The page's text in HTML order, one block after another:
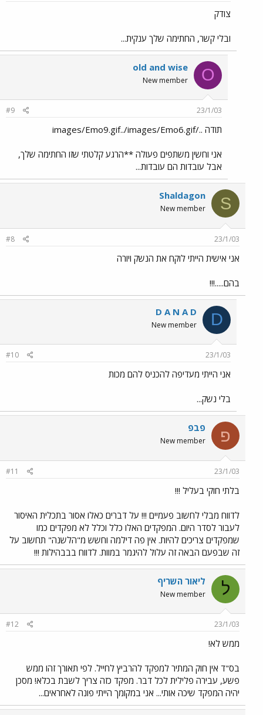
צודק
ובלי קשר, החתימה שלך ענקית...
O
old and wise
New member
23/1/03
#9
תודה ../images/Emo9.gif../images/Emo6.gif
אני וחשין משתפים פעולה **הרגע קלטתי שזו החתימה שלך,
אבל עובדות הם עובדות...
S
Shaldagon
New member
23/1/03
#8
אני אישית הייתי לוקח את הנשק ויורה
בהם.....!!!
D
D A N A D
New member
23/1/03
#10
אני הייתי מעדיפה להכניס להם מכות
בלי נשק...
פ פבפ
New member
23/1/03
#11
בלתי חוקי בעליל !!!
לדווח מבלי לחשוב פעמיים !!! על דברים כאלו אסור בתכלית האיסור
לעבור לסדר היום. המפקדים האלו כלל וכלל לא מפקדים כמו
שמפקדים צריכים להיות. אין פה דילמה וחשש מ"הלשנה" תחשוב על
זה שבפעם הבאה זה עלול להיגמר במוות. לדווח בבבהילות !!!
ל ליאור השריף
New member
23/1/03
#12
ממש לא!
בס"ד אין חוק המתיר למפקד להרביץ לחייל. לפי תאורך זהו ממש
פשע, עבירה פלילית לכל דבר. מפקד כזה צריך לשבת בכלא! מסכן
יהיה המפקד שיכה אותי... אני במקומך הייתי פונה לאחראים...